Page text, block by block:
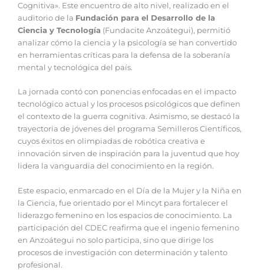
Cognitiva». Este encuentro de alto nivel, realizado en el
auditorio de la Fundación para el Desarrollo de la
Ciencia y Tecnología (Fundacite Anzoátegui), permitió
analizar cómo la ciencia y la psicología se han convertido
en herramientas críticas para la defensa de la soberanía
mental y tecnológica del país.
La jornada contó con ponencias enfocadas en el impacto
tecnológico actual y los procesos psicológicos que definen
el contexto de la guerra cognitiva. Asimismo, se destacó la
trayectoria de jóvenes del programa Semilleros Científicos,
cuyos éxitos en olimpiadas de robótica creativa e
innovación sirven de inspiración para la juventud que hoy
lidera la vanguardia del conocimiento en la región.
Este espacio, enmarcado en el Día de la Mujer y la Niña en
la Ciencia, fue orientado por el Mincyt para fortalecer el
liderazgo femenino en los espacios de conocimiento. La
participación del CDEC reafirma que el ingenio femenino
en Anzoátegui no solo participa, sino que dirige los
procesos de investigación con determinación y talento
profesional.